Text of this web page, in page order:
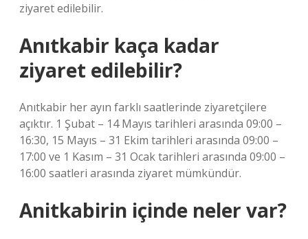
ziyaret edilebilir.
Anıtkabir kaça kadar
ziyaret edilebilir?
Anıtkabir her ayın farklı saatlerinde ziyaretçilere
açıktır. 1 Şubat – 14 Mayıs tarihleri ​​arasında 09:00 –
16:30, 15 Mayıs – 31 Ekim tarihleri ​​arasında 09:00 –
17:00 ve 1 Kasım – 31 Ocak tarihleri ​​arasında 09:00 –
16:00 saatleri arasında ziyaret mümkündür.
Anitkabirin içinde neler var?